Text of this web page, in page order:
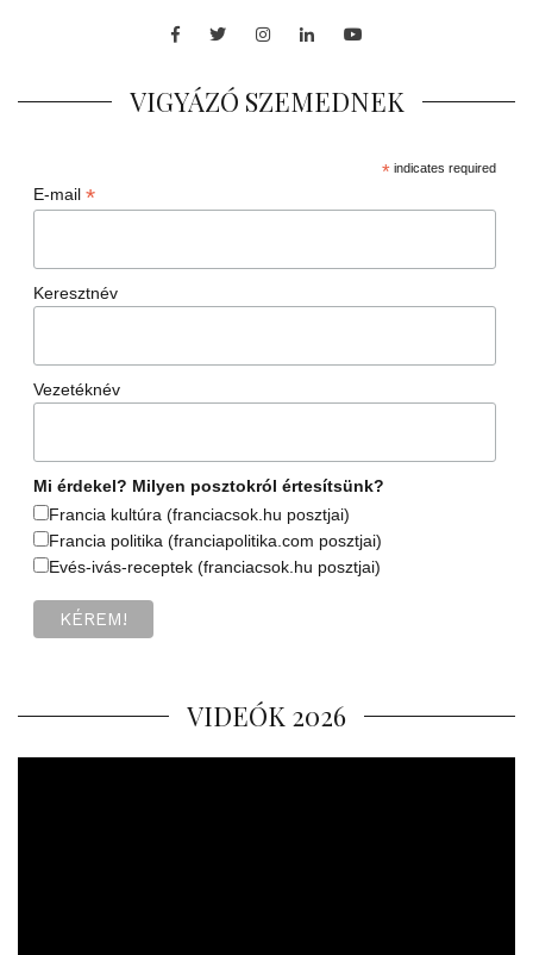
Facebook
TwitterInstagram
LinkedInYoutube
VIGYÁZÓ SZEMEDNEK
*indicates required
E-mail *
Keresztnév
Vezetéknév
Mi érdekel? Milyen posztokról értesítsünk?
Francia kultúra (franciacsok.hu posztjai)
Francia politika (franciapolitika.com posztjai)
Evés-ivás-receptek (franciacsok.hu posztjai)
VIDEÓK 2026